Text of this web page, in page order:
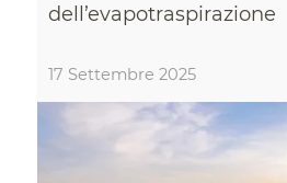
dell’evapotraspirazione
17 Settembre 2025